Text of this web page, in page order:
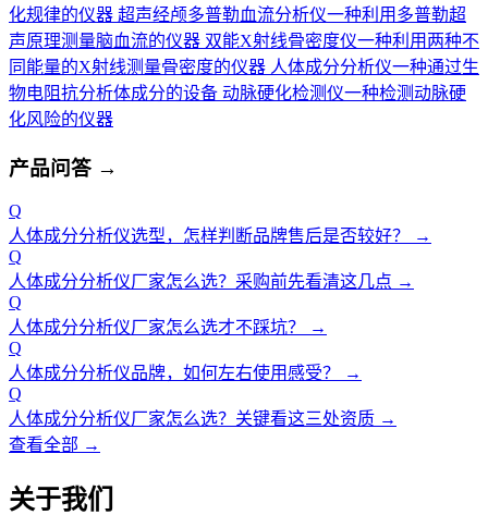
化规律的仪器 超声经颅多普勒血流分析仪一种利用多普勒超
声原理测量脑血流的仪器 双能X射线骨密度仪一种利用两种不
同能量的X射线测量骨密度的仪器 人体成分分析仪一种通过生
物电阻抗分析体成分的设备 动脉硬化检测仪一种检测动脉硬
化风险的仪器
产品问答 →
Q
人体成分分析仪选型，怎样判断品牌售后是否较好？
→
Q
人体成分分析仪厂家怎么选？采购前先看清这几点 →
Q
人体成分分析仪厂家怎么选才不踩坑？
→
Q
人体成分分析仪品牌，如何左右使用感受？
→
Q
人体成分分析仪厂家怎么选？关键看这三处资质 →
查看全部 →
关于我们